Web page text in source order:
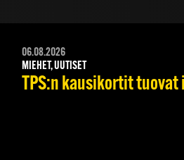
06.08.2026
MIEHET, UUTISET
TPS:n kausikortit tuovat